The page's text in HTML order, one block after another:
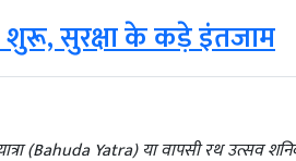
शुरू, सुरक्षा के कड़े इंतजाम
(Bahuda Yatra) या वापसी रथ उत्सव